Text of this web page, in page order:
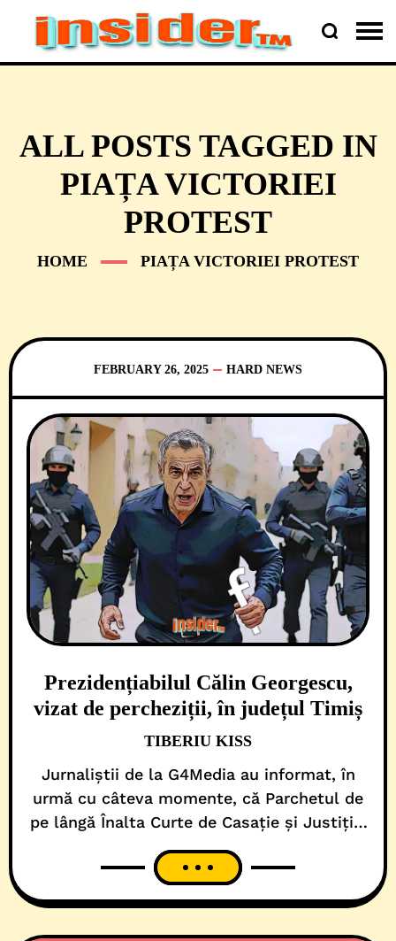
ALL POSTS TAGGED IN
PIAȚA VICTORIEI
PROTEST
HOME PIAȚA VICTORIEI PROTEST
FEBRUARY 26, 2025 HARD NEWS
Prezidențiabilul Călin Georgescu,
vizat de percheziții, în județul Timiș
TIBERIU KISS
Jurnaliștii de la G4Media au informat, în
urmă cu câteva momente, că Parchetul de
pe lângă Înalta Curte de Casație și Justiție,
alături de Poliția Română, efectuează un
număr de 47 de percheziții domiciliare, într-